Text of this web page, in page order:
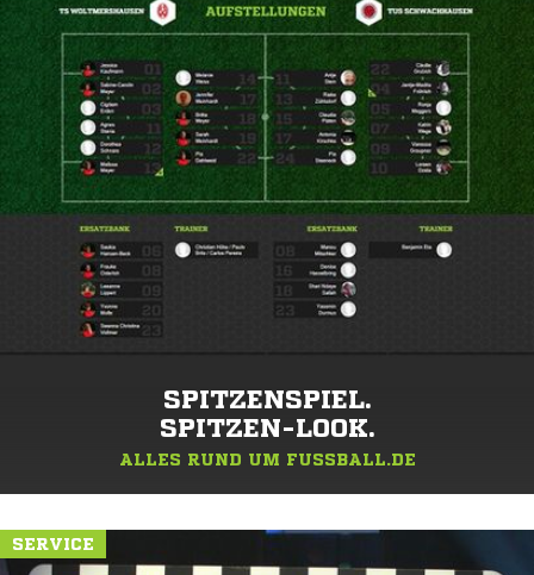
SPITZENSPIEL.
SPITZEN-LOOK.
ALLES RUND UM FUSSBALL.DE
SERVICE